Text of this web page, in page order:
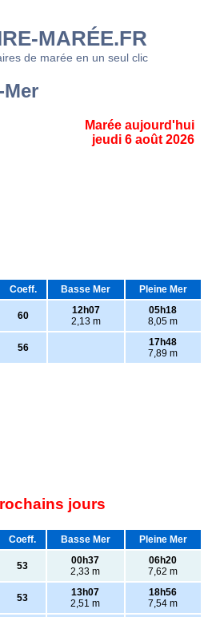
MARÉE.FR
de marée en un seul clic
Marée aujourd'hui
jeudi 6 août 2026
Coeff. Basse Mer Pleine Mer
60
12h07
2,13 m
05h18
8,05 m
56
17h48
7,89 m
jours
Coeff. Basse Mer Pleine Mer
53
00h37
2,33 m
06h20
7,62 m
53
13h07
2,51 m
18h56
7,54 m